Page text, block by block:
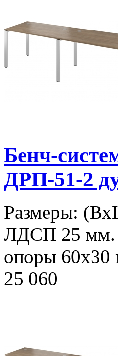
Бенч-
ДРП-51-2
Размеры:
ЛДСП 25 мм.
опоры 60х30
25 060